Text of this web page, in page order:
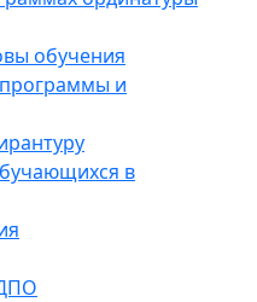
обучения
и
в